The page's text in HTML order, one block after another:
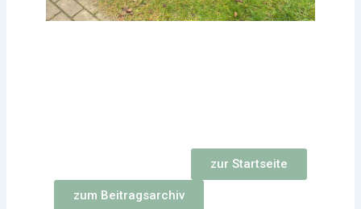
zur Startseite
zum Beitragsarchiv